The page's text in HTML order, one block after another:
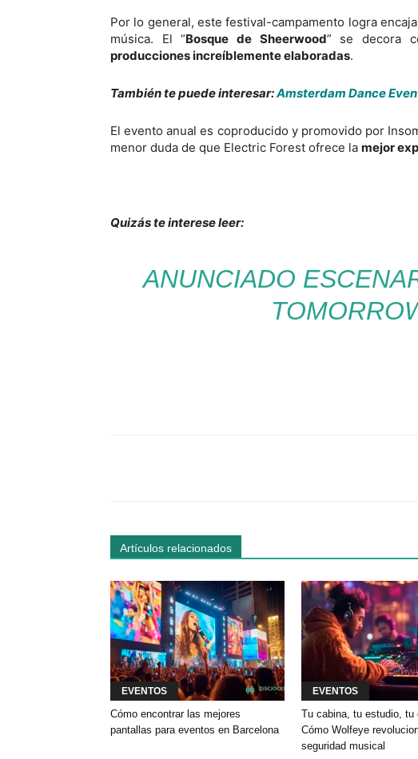
Por lo general, este festival-campamento logra
música. El “Bosque de Sheerwood” se decora
producciones increíblemente elaboradas.
También te puede interesar:Amsterdam Dance
El evento anual es coproducido y promovido por
menor duda de que Electric Forest ofrece la mejor
Quizás te interese leer:
ANUNCIADO
Artículos relacionados
EVENTOS
Cómo encontrar las mejores
pantallas para eventos en Barcelona
EVENTOS
Tu cabina, tu estudio, tu
Cómo Wolfeye
seguridad musical